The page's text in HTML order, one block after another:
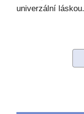
univerzální láskou.